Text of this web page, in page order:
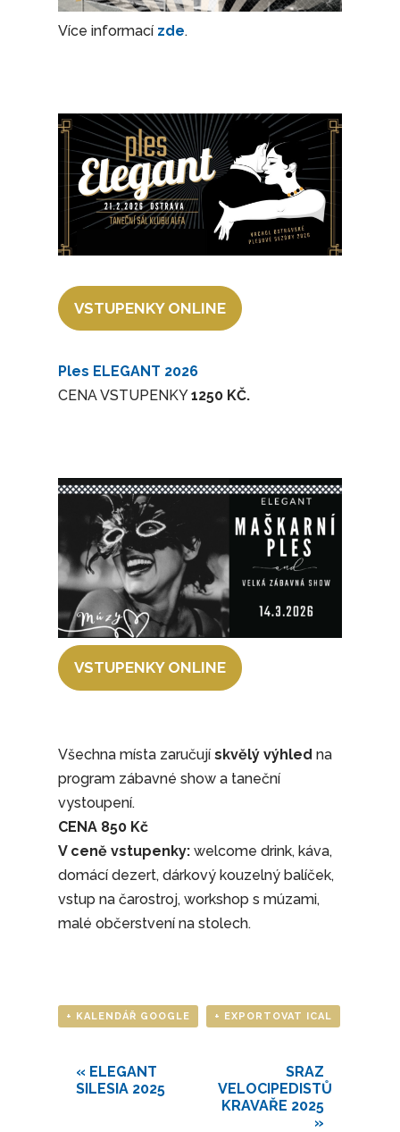
Více informací zde.
VSTUPENKY ONLINE
Ples ELEGANT 2026
CENA VSTUPENKY1250 KČ.
VSTUPENKY ONLINE
Všechna místa zaručují skvělý výhled na
program zábavné show a taneční
vystoupení.
CENA 850 Kč
V ceně vstupenky:welcome drink, káva,
domácí dezert, dárkový kouzelný balíček,
vstup na čarostroj, workshop s múzami,
malé občerstvení na stolech.
+ KALENDÁŘ GOOGLE + EXPORTOVAT ICAL
« ELEGANT
SILESIA 2025
SRAZ
VELOCIPEDISTŮ
KRAVAŘE 2025
»